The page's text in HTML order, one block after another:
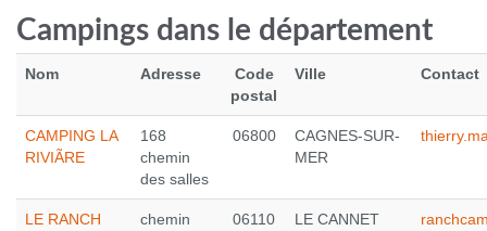
Voir le produit
Campings dans le département
Nom Adresse
Code
postal
Ville Contact
CAMPING LA
RIVIÃRE
168
chemin
des salles
06800
CAGNES-SUR-
MER
LE RANCH
chemin
06110 LE CANNET